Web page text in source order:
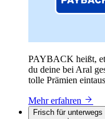
PAYBACK heißt,
du deine bei Aral
tolle Prämien
Mehr erfahren
Frisch für unterwegs